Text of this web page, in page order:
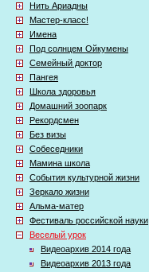
Нить Ариадны
Мастер-класс!
Имена
Под солнцем Ойкумены
Семейный доктор
Пангея
Школа здоровья
Домашний зоопарк
Рекордсмен
Без визы
Собеседники
Мамина школа
События культурной жизни
Зеркало жизни
Альма-матер
Фестиваль российской науки
Веселый урок
Видеоархив 2014 года
Видеоархив 2013 года